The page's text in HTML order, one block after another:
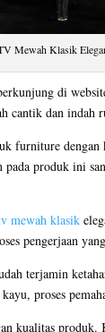
Mewah Klasik
di
cantik dan indah
furniture
produk ini
mewah klasik
pengerjaan
terjamin
proses
kualitas